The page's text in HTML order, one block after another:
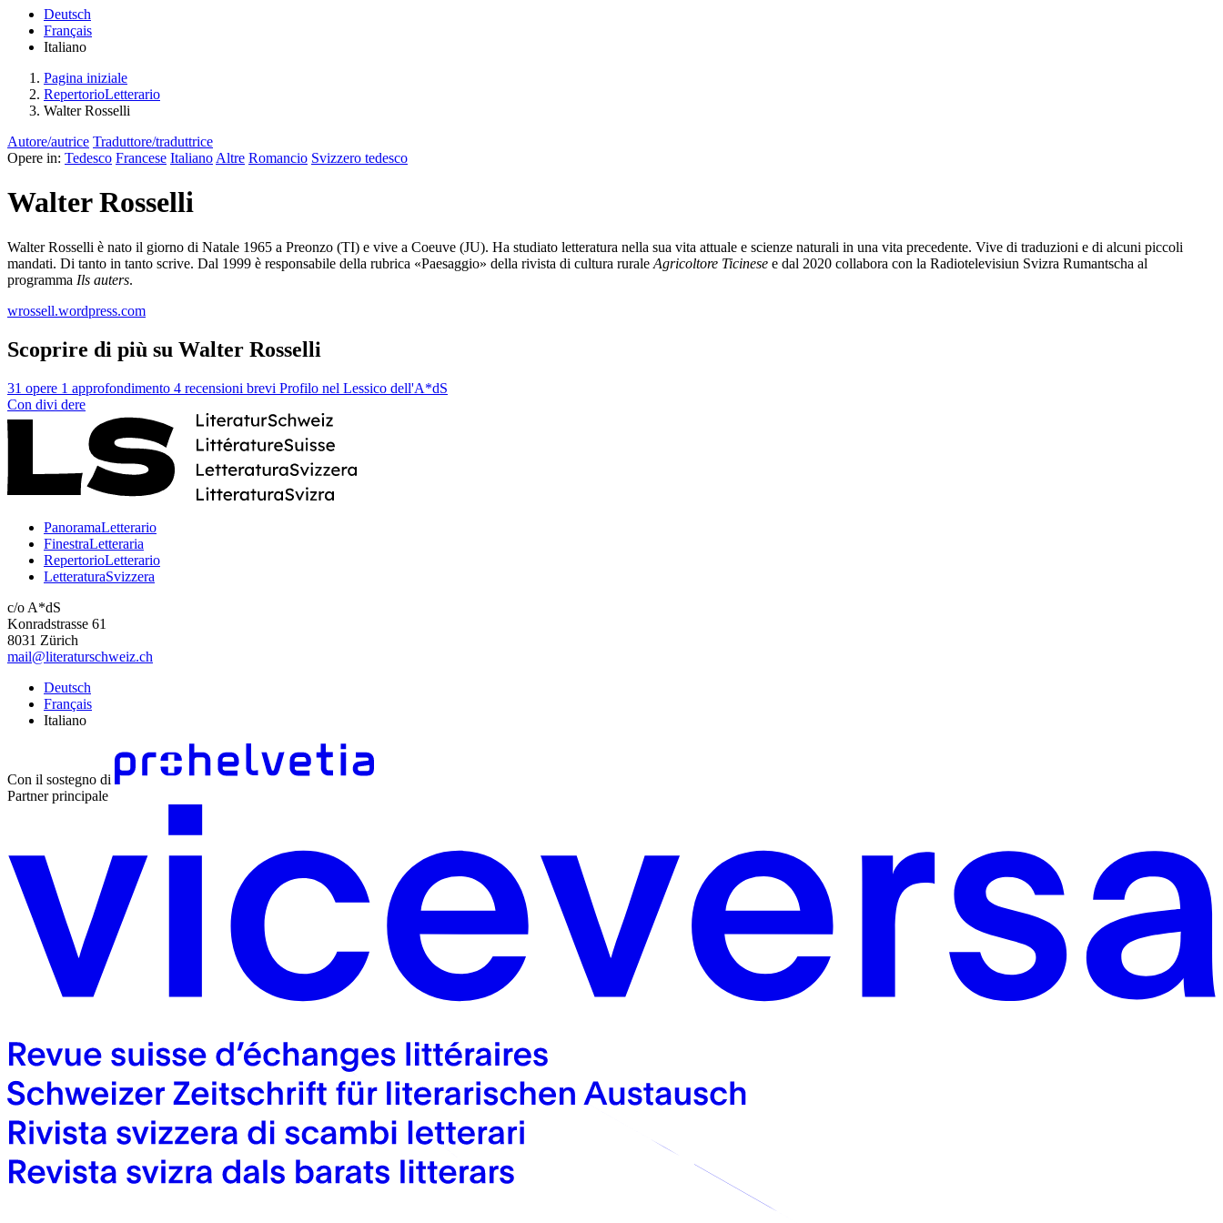
Deutsch
Français
Italiano
Pagina iniziale
RepertorioLetterario
Walter Rosselli
Autore/autrice Traduttore/traduttrice
Opere in: Tedesco Francese Italiano Altre Romancio Svizzero tedesco
Walter Rosselli
Walter Rosselli è nato il giorno di Natale 1965 a Preonzo (TI) e vive a Coeuve (JU). Ha studiato letteratura nella sua vita attuale e scienze naturali in una vita precedente. Vive di traduzioni e di alcuni piccoli
mandati. Di tanto in tanto scrive. Dal 1999 è responsabile della rubrica «Paesaggio» della rivista di cultura rurale Agricoltore Ticinese e dal 2020 collabora con la Radiotelevisiun Svizra Rumantscha al
programma Ils auters.
wrossell.wordpress.com
Scoprire di più su Walter Rosselli
31 opere 1 approfondimento 4 recensioni brevi Profilo nel Lessico dell'A*dS
Con divi dere
PanoramaLetterario
FinestraLetteraria
RepertorioLetterario
LetteraturaSvizzera
c/o A*dS
Konradstrasse 61
8031 Zürich
mail@literaturschweiz.ch
Deutsch
Français
Italiano
Con il sostegno di
Partner principale